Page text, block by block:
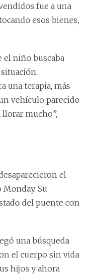
fue a una
esos bienes,
el niño buscaba
una terapia, más
vehículo parecido
llorar mucho”,
el
Su
del puente con
una búsqueda
el cuerpo sin vida
hijos y ahora